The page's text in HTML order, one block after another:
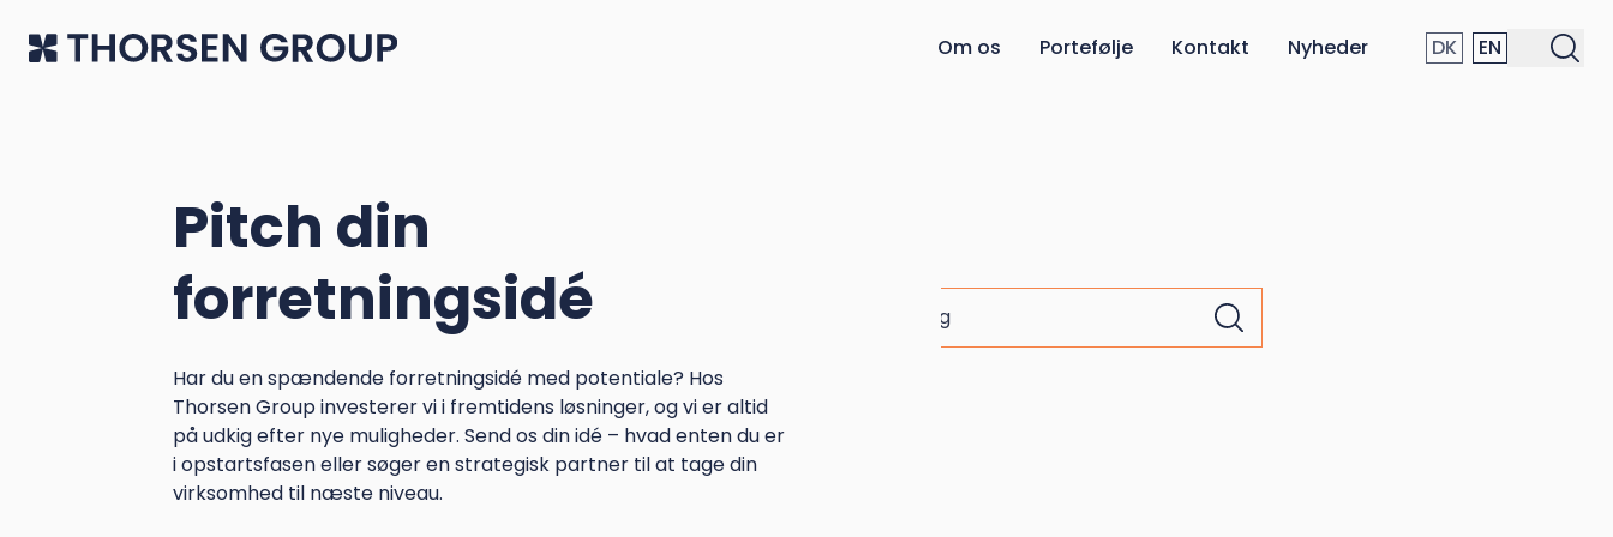
Om os Portefølje Kontakt Nyheder DK EN
Pitch din
forretningsidé
Har du en spændende forretningsidé med potentiale? Hos
Thorsen Group investerer vi i fremtidens løsninger, og vi er altid
på udkig efter nye muligheder. Send os din idé – hvad enten du er
i opstartsfasen eller søger en strategisk partner til at tage din
virksomhed til næste niveau.
Monthio